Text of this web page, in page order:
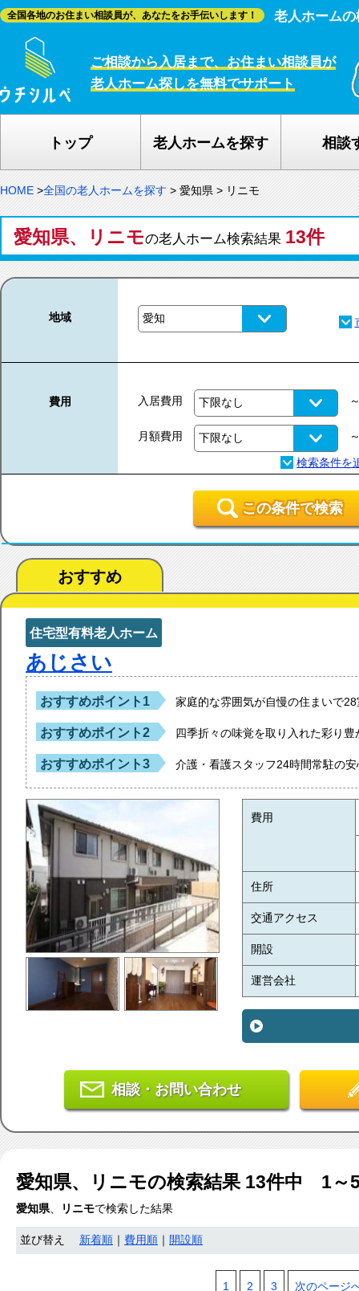
全国各地のお住まい相談員が、あなたをお手伝いします！ 老人ホーム
ご相談から入居まで、お住まい相談員が
老人ホーム探しを無料でサポート
トップ 老人ホームを探す 相談
HOME >全国の老人ホームを探す > 愛知県 > リニモ
愛知県、リニモの老人ホーム検索結果 13件
地域
費用 入居費用
月額費用
この条件で検索
おすすめ
住宅型有料老人ホーム
あじさい
おすすめポイント1 家庭的な雰囲気が自慢の住まいで
おすすめポイント2 四季折々の味覚を取り入れた彩り
おすすめポイント3 介護・看護スタッフ24時間常駐の
費用
住所
交通アクセス
開設
運営会社
相談・お問い合わせ
愛知県、リニモの検索結果 13件中 1～
愛知県、 リニモで検索した結果
並び替え 新着順 費用順 開設順
1 2 3 次のページ